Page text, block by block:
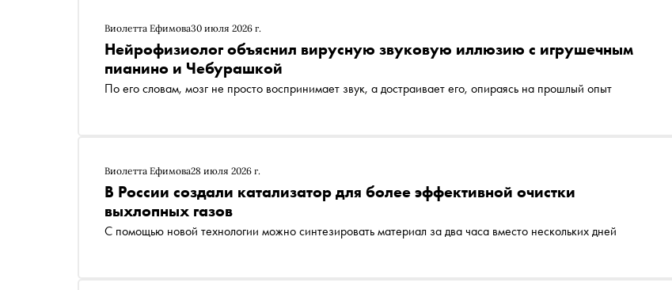
Виолетта Ефимова30 июля 2026 г.
Нейрофизиолог объяснил вирусную звуковую иллюзию с игрушечным
пианино и Чебурашкой
По его словам, мозг не просто воспринимает звук, а достраивает его, опираясь на прошлый опыт
Виолетта Ефимова28 июля 2026 г.
В России создали катализатор для более эффективной очистки
выхлопных газов
С помощью новой технологии можно синтезировать материал за два часа вместо нескольких дней